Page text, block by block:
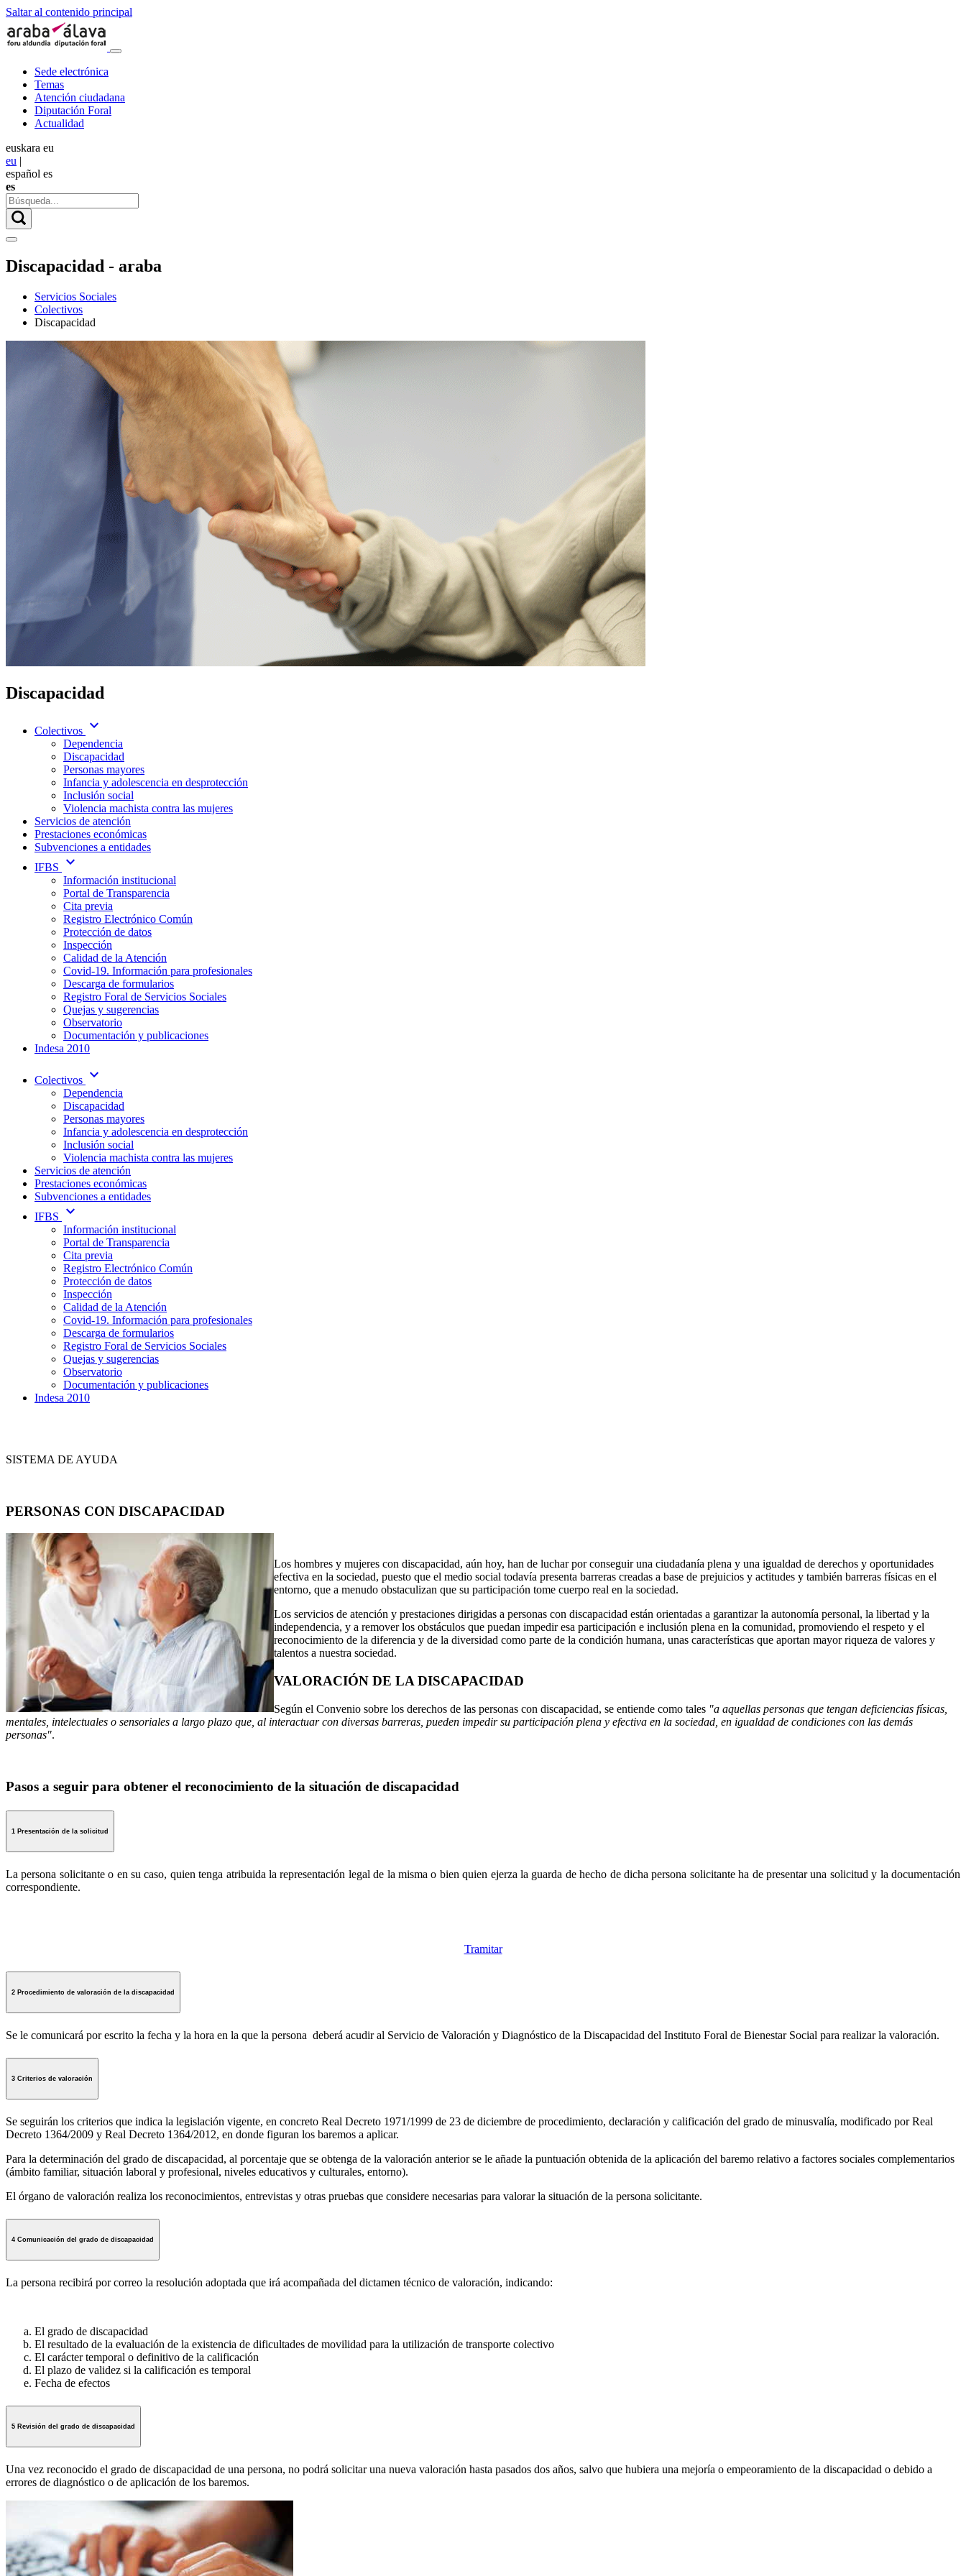
Saltar al contenido principal
Sede electrónica
Temas
Atención ciudadana
Diputación Foral
Actualidad
euskara eu
eu |
español es
es
Discapacidad - araba
Servicios Sociales
Colectivos
Discapacidad
Discapacidad
Colectivos expand_more
Dependencia
Discapacidad
Personas mayores
Infancia y adolescencia en desprotección
Inclusión social
Violencia machista contra las mujeres
Servicios de atención
Prestaciones económicas
Subvenciones a entidades
IFBS
expand_more
Información institucional
Portal de Transparencia
Cita previa
Registro Electrónico Común
Protección de datos
Inspección
Calidad de la Atención
Covid-19. Información para profesionales
Descarga de formularios
Registro Foral de Servicios Sociales
Quejas y sugerencias
Observatorio
Documentación y publicaciones
Indesa 2010
Colectivos expand_more
Dependencia
Discapacidad
Personas mayores
Infancia y adolescencia en desprotección
Inclusión social
Violencia machista contra las mujeres
Servicios de atención
Prestaciones económicas
Subvenciones a entidades
IFBS
expand_more
Información institucional
Portal de Transparencia
Cita previa
Registro Electrónico Común
Protección de datos
Inspección
Calidad de la Atención
Covid-19. Información para profesionales
Descarga de formularios
Registro Foral de Servicios Sociales
Quejas y sugerencias
Observatorio
Documentación y publicaciones
Indesa 2010
SISTEMA DE AYUDA
PERSONAS CON DISCAPACIDAD
Los hombres y mujeres con discapacidad, aún hoy, han de luchar por conseguir una ciudadanía plena y una igualdad de derechos y oportunidades
efectiva en la sociedad, puesto que el medio social todavía presenta barreras creadas a base de prejuicios y actitudes y también barreras físicas en el
entorno, que a menudo obstaculizan que su participación tome cuerpo real en la sociedad.
Los servicios de atención y prestaciones dirigidas a personas con discapacidad están orientadas a garantizar la autonomía personal, la libertad y la
independencia, y a remover los obstáculos que puedan impedir esa participación e inclusión plena en la comunidad, promoviendo el respeto y el
reconocimiento de la diferencia y de la diversidad como parte de la condición humana, unas características que aportan mayor riqueza de valores y
talentos a nuestra sociedad.
VALORACIÓN DE LA DISCAPACIDAD
Según el Convenio sobre los derechos de las personas con discapacidad, se entiende como tales "a aquellas personas que tengan deficiencias físicas,
mentales, intelectuales o sensoriales a largo plazo que, al interactuar con diversas barreras, pueden impedir su participación plena y efectiva en la sociedad, en igualdad de condiciones con las demás
personas".
Pasos a seguir para obtener el reconocimiento de la situación de discapacidad
1 Presentación de la solicitud
La persona solicitante o en su caso, quien tenga atribuida la representación legal de la misma o bien quien ejerza la guarda de hecho de dicha persona solicitante ha de presentar una solicitud y la documentación
correspondiente.
Tramitar
2 Procedimiento de valoración de la discapacidad
Se le comunicará por escrito la fecha y la hora en la que la persona deberá acudir al Servicio de Valoración y Diagnóstico de la Discapacidad del Instituto Foral de Bienestar Social para realizar la valoración.
3 Criterios de valoración
Se seguirán los criterios que indica la legislación vigente, en concreto Real Decreto 1971/1999 de 23 de diciembre de procedimiento, declaración y calificación del grado de minusvalía, modificado por Real
Decreto 1364/2009 y Real Decreto 1364/2012, en donde figuran los baremos a aplicar.
Para la determinación del grado de discapacidad, al porcentaje que se obtenga de la valoración anterior se le añade la puntuación obtenida de la aplicación del baremo relativo a factores sociales complementarios
(ámbito familiar, situación laboral y profesional, niveles educativos y culturales, entorno).
El órgano de valoración realiza los reconocimientos, entrevistas y otras pruebas que considere necesarias para valorar la situación de la persona solicitante.
4 Comunicación del grado de discapacidad
La persona recibirá por correo la resolución adoptada que irá acompañada del dictamen técnico de valoración, indicando:
El grado de discapacidad
El resultado de la evaluación de la existencia de dificultades de movilidad para la utilización de transporte colectivo
El carácter temporal o definitivo de la calificación
El plazo de validez si la calificación es temporal
Fecha de efectos
5 Revisión del grado de discapacidad
Una vez reconocido el grado de discapacidad de una persona, no podrá solicitar una nueva valoración hasta pasados dos años, salvo que hubiera una mejoría o empeoramiento de la discapacidad o debido a
errores de diagnóstico o de aplicación de los baremos.